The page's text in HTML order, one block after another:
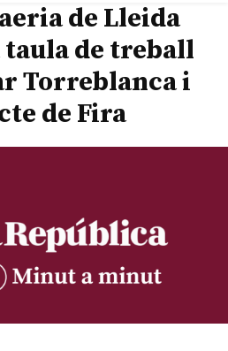
de Lleida
de treball
Torreblanca i
de Fira